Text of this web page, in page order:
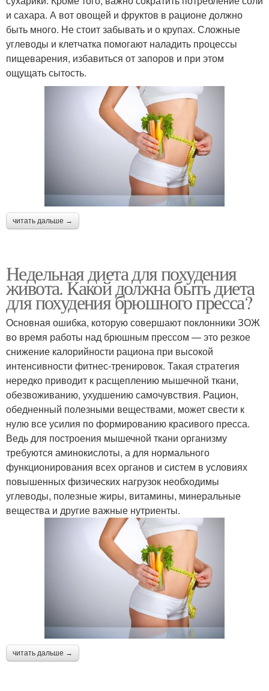
и сахара. А вот овощей и фруктов в рационе должно
быть много. Не стоит забывать и о крупах. Сложные
углеводы и клетчатка помогают наладить процессы
пищеварения, избавиться от запоров и при этом
ощущать сытость.
читать дальше →
Недельная диета для похудения
живота. Какой должна быть диета
для похудения брюшного пресса?
Основная ошибка, которую совершают поклонники ЗОЖ
во время работы над брюшным прессом — это резкое
снижение калорийности рациона при высокой
интенсивности фитнес-тренировок. Такая стратегия
нередко приводит к расщеплению мышечной ткани,
обезвоживанию, ухудшению самочувствия. Рацион,
обедненный полезными веществами, может свести к
нулю все усилия по формированию красивого пресса.
Ведь для построения мышечной ткани организму
требуются аминокислоты, а для нормального
функционирования всех органов и систем в условиях
повышенных физических нагрузок необходимы
углеводы, полезные жиры, витамины, минеральные
вещества и другие важные нутриенты.
читать дальше →